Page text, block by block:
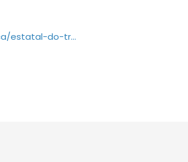
estatal-do-tr…